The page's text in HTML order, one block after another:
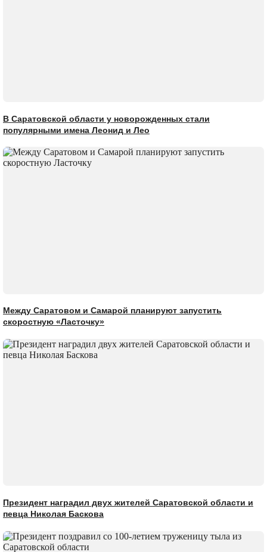
В Саратовской области у новорожденных стали
популярными имена Леонид и Лео
Между Саратовом и Самарой планируют запустить
скоростную «Ласточку»
Президент наградил двух жителей Саратовской области и
певца Николая Баскова